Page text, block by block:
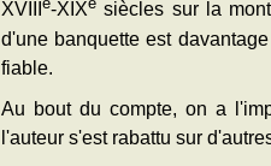
XVIII
-XIX
siècles sur la
d'une banquette est
fiable.
Au bout du compte, on a
l'auteur s'est rabattu sur